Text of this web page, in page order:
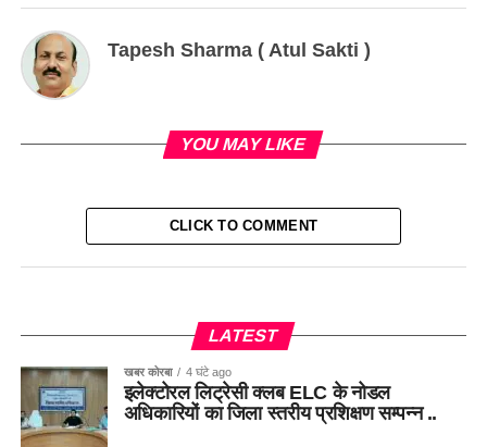
Tapesh Sharma ( Atul Sakti )
YOU MAY LIKE
CLICK TO COMMENT
LATEST
खबर कोरबा 4 घंटे ago
इलेक्टोरल लिट्रेसी क्लब ELC के नोडल
अधिकारियों का जिला स्तरीय प्रशिक्षण सम्पन्न ..